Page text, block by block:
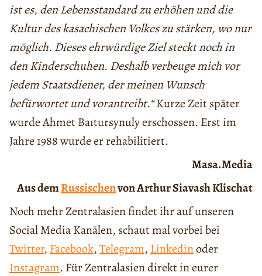
ist es, den Lebensstandard zu erhöhen und die
Kultur des kasachischen Volkes zu stärken, wo nur
möglich. Dieses ehrwürdige Ziel steckt noch in
den Kinderschuhen. Deshalb verbeuge mich vor
jedem Staatsdiener, der meinen Wunsch
befürwortet und vorantreibt.“Kurze Zeit später
wurde Ahmet Baıtursynuly erschossen. Erst im
Jahre 1988 wurde er rehabilitiert.
Masa.Media
Aus demRussischenvon Arthur Siavash Klischat
Noch mehr Zentralasien findet ihr auf unseren
Social Media Kanälen, schaut mal vorbei bei
Twitter, Facebook,Telegram, Linkedinoder
Instagram. Für Zentralasien direkt in eurer